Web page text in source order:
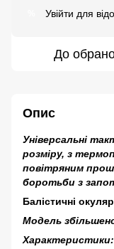
Увійти для
До
Опис
Універсальні
розміру, з
повітряним
боротьби з
Балістичні
Модель
Характеристики: